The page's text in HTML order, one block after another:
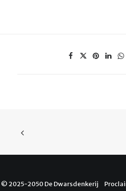
© 2025-2050 De Dwarsdenkerij